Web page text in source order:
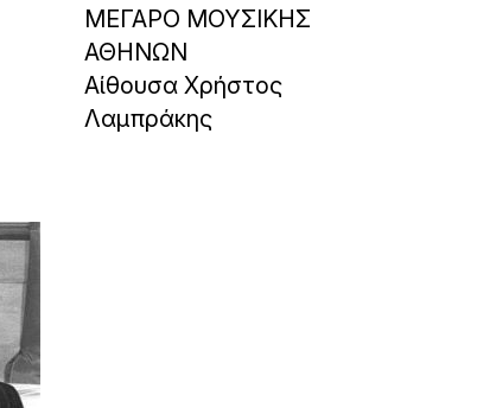
ΜΕΓΑΡΟ ΜΟΥΣΙΚΗΣ
ΑΘΗΝΩΝ
Αίθουσα Χρήστος
Λαμπράκης